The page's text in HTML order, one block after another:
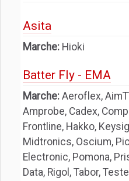
Asita
Marche: Hioki
Batter Fly - EMA
Marche: Aeroflex,
Amprobe, Cadex,
Frontline, Hakko,
Midtronics, Oscium,
Electronic, Pomona,
Data, Rigol, Tabor,